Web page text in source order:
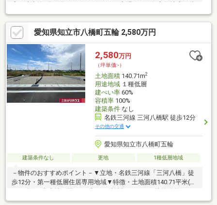
歩約6分（約450ｍ）／ゆうちょ銀行 徒歩約7分（約500ｍ）／来
迎寺保育園 徒歩約13分（約990ｍ）／はなの木幼稚園 徒歩約
15分（約1200ｍ）／知立クリニック 徒歩約23分（約1600ｍ）
愛知県知立市八橋町五輪 2,580万円
2,580万円
（坪単価:-）
土地面積140.71m2
用途地域１種低層
建ぺい率60%
容積率100%
建築条件なし
名鉄三河線 三河八橋駅 徒歩12分
その他の交通
愛知県知立市八橋町五輪
建築条件なし 更地 1種低層地域
－物件のおすすめポイント－▼立地・名鉄三河線「三河八橋」徒
歩12分・第一種低層住居専用地域▼特徴・土地面積140.71平米(約
土地形状・前面道路は南東側幅員約6.0mの公道・接道間口は約